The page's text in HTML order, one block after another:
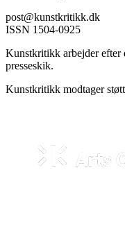
post@kunstkritikk.dk
ISSN 1504-0925
Kunstkritikk arbejder efter
presseskik.
Kunstkritikk modtager